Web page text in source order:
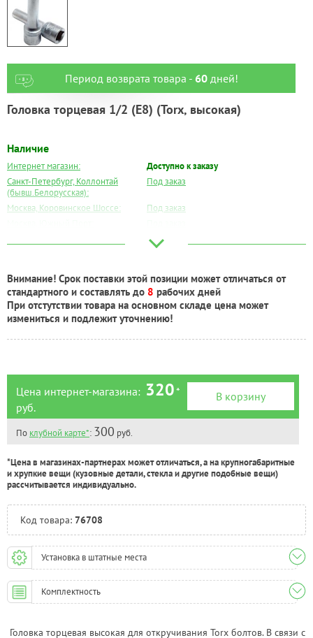
Период возврата товара - 60дней!
Головка торцевая 1/2 (E8) (Torx, высокая)
Наличие
Интернет магазин:
Доступно к заказу
Санкт-Петербург, Коллонтай
(бывш.Белорусская):
Под заказ
Москва, Коровинское Шоссе:
Под заказ
Под заказ
Самара:
Под заказ
Тверь:
Под заказ
Тюмень:
Под заказ
Внимание! Срок поставки этой позиции может отличаться от
стандартного и составлять до 8 рабочих дней
При отстутствии товара на основном складе цена может
измениться и подлежит уточнению!
Цена интернет-магазина: 320*
руб.
В корзину
По клубной карте*: 300 руб.
*Цена в магазинах-партнерах может отличаться, а на крупногабаритные
и хрупкие вещи (кузовные детали, стекла и другие подобные вещи)
рассчитывается индивидуально.
Код товара: 76708
Установка в штатные места
Комплектность
Головка торцевая высокая для откручивания Torx болтов. В связи с